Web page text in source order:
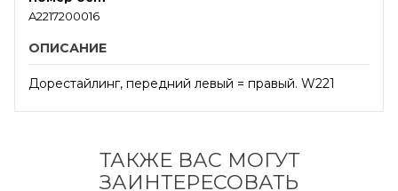
A2217200016
ОПИСАНИЕ
Дорестайлинг, передний левый = правый. W221
ТАКЖЕ ВАС МОГУТ
ЗАИНТЕРЕСОВАТЬ